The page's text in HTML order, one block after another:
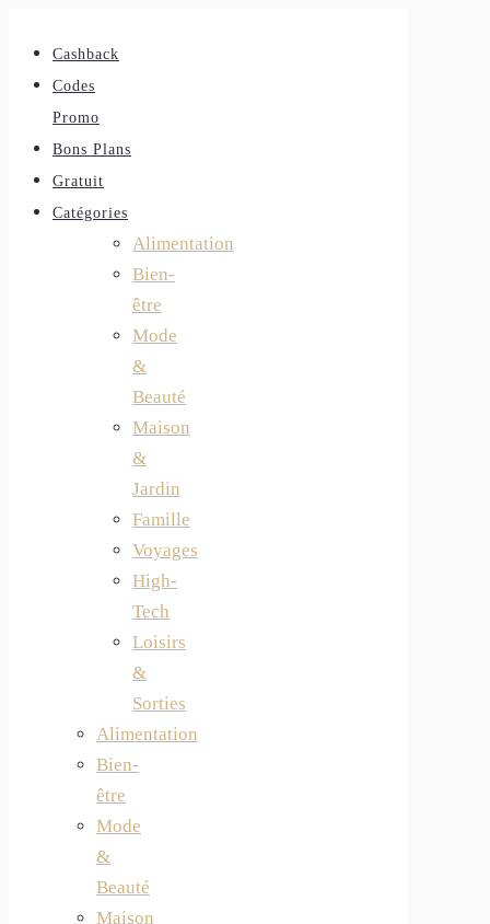
Cashback
Codes
Promo
Bons Plans
Gratuit
Catégories
Alimentation
Bien-
être
Mode
&
Beauté
Maison
&
Jardin
Famille
Voyages
High-
Tech
Loisirs
&
Sorties
Alimentation
Bien-
être
Mode
&
Beauté
Maison